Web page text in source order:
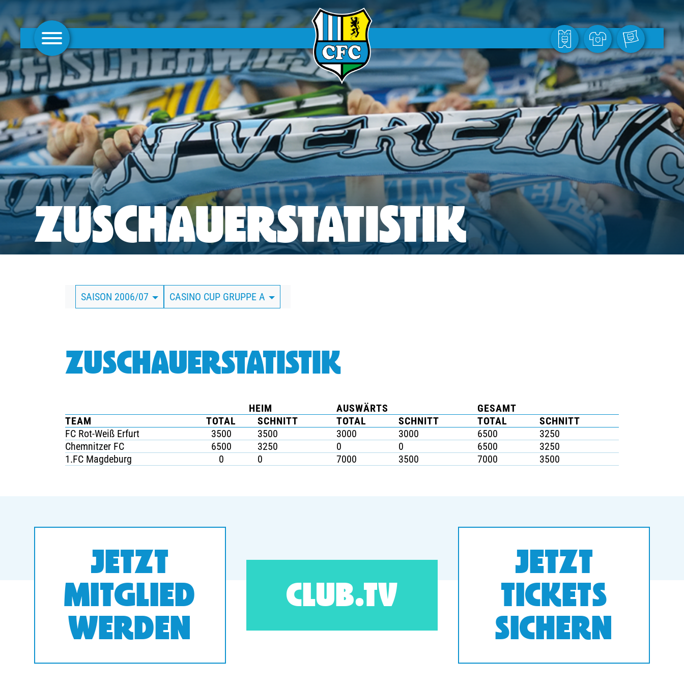
AKTUELLES
1. MANNSCHAFT
FRAUEN
CAMPUS
CLUB
CLUBMITGLIEDSCHAFT
BUSINESS
SÜDKURVE
TICKETING
ZUSCHAUERSTATISTIK
SAISON 2006/07 CASINO CUP GRUPPE A
ZUSCHAUERSTATISTIK
HEIM AUSWÄRTS
GESAMT
TEAM
TOTAL SCHNITT TOTAL SCHNITT TOTAL
SCHNITT
FC Rot-Weiß Erfurt
3500 3500 3000 3000 6500
3250
Chemnitzer FC
6500 3250 0 0 6500
3250
1.FC Magdeburg
0 0 7000 3500 7000 3500
JETZT
MITGLIED
WERDEN
CLUB.TV
JETZT
TICKETS
SICHERN